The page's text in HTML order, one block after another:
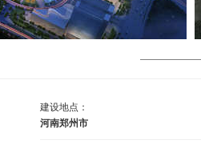
建设地点：
河南郑州市